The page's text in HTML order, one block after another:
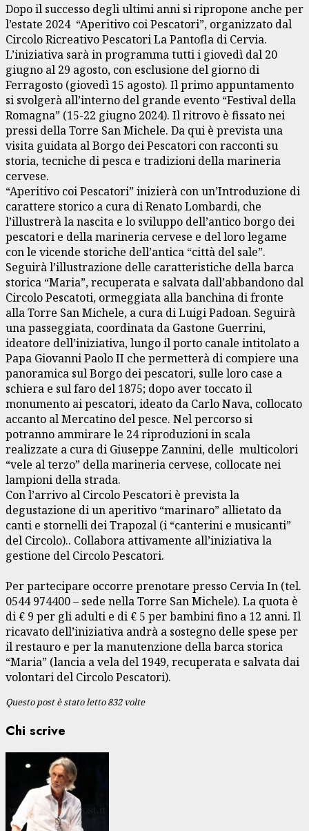
Dopo il successo degli ultimi anni si ripropone anche per
l’estate 2024 “Aperitivo coi Pescatori”, organizzato dal
Circolo Ricreativo Pescatori La Pantofla di Cervia.
L’iniziativa sarà in programma tutti i giovedì dal 20
giugno al 29 agosto, con esclusione del giorno di
Ferragosto (giovedì 15 agosto). Il primo appuntamento
si svolgerà all’interno del grande evento “Festival della
Romagna” (15-22 giugno 2024). Il ritrovo è fissato nei
pressi della Torre San Michele. Da qui è prevista una
visita guidata al Borgo dei Pescatori con racconti su
storia, tecniche di pesca e tradizioni della marineria
cervese.
“Aperitivo coi Pescatori” inizierà con un’Introduzione di
carattere storico a cura di Renato Lombardi, che
l’illustrerà la nascita e lo sviluppo dell’antico borgo dei
pescatori e della marineria cervese e del loro legame
con le vicende storiche dell’antica “città del sale”.
Seguirà l’illustrazione delle caratteristiche della barca
storica “Maria”, recuperata e salvata dall’abbandono dal
Circolo Pescatoti, ormeggiata alla banchina di fronte
alla Torre San Michele, a cura di Luigi Padoan. Seguirà
una passeggiata, coordinata da Gastone Guerrini,
ideatore dell’iniziativa, lungo il porto canale intitolato a
Papa Giovanni Paolo II che permetterà di compiere una
panoramica sul Borgo dei pescatori, sulle loro case a
schiera e sul faro del 1875; dopo aver toccato il
monumento ai pescatori, ideato da Carlo Nava, collocato
accanto al Mercatino del pesce. Nel percorso si
potranno ammirare le 24 riproduzioni in scala
realizzate a cura di Giuseppe Zannini, delle multicolori
“vele al terzo” della marineria cervese, collocate nei
lampioni della strada.
Con l’arrivo al Circolo Pescatori è prevista la
degustazione di un aperitivo “marinaro” allietato da
canti e stornelli dei Trapozal (i “canterini e musicanti”
del Circolo).. Collabora attivamente all’iniziativa la
gestione del Circolo Pescatori.
Per partecipare occorre prenotare presso Cervia In (tel.
0544 974400 – sede nella Torre San Michele). La quota è
di € 9 per gli adulti e di € 5 per bambini fino a 12 anni. Il
ricavato dell’iniziativa andrà a sostegno delle spese per
il restauro e per la manutenzione della barca storica
“Maria” (lancia a vela del 1949, recuperata e salvata dai
volontari del Circolo Pescatori).
Questo post è stato letto 832 volte
Chi scrive